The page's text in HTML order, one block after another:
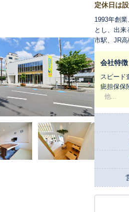
定休日は
1993年創業、
とし、出来
市駅、JR
族皆様でお
会社特徴
スピード
疵担保保
他...